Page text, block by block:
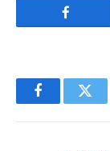
Facebook